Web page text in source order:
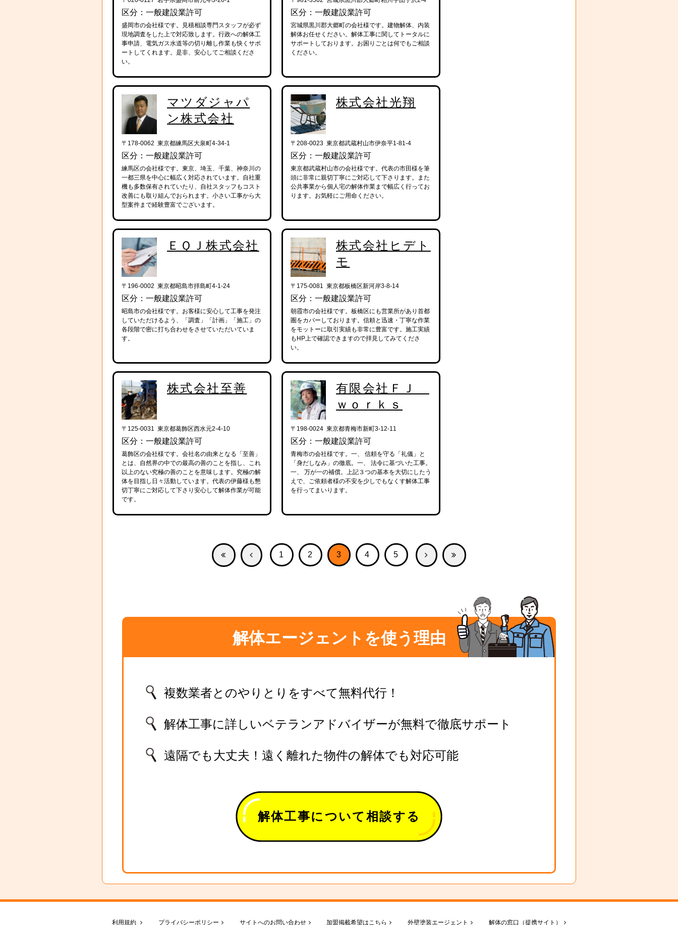
区分：一般建設業許可
盛岡市の会社様です。見積相談専門スタッフが必ず
現地調査をした上で対応致します。行政への解体工
事申請、電気ガス水道等の切り離し作業も快くサポ
ートしてくれます。是非、安心してご相談くださ
い。
区分：一般建設業許可
宮城県黒川郡大郷町の会社様です。建物解体、内装
解体お任せください。解体工事に関してトータルに
サポートしております。お困りごとは何でもご相談
ください。
マツダジャパ
ン株式会社
〒178-0062 東京都練馬区大泉町4-34-1
区分：一般建設業許可
練馬区の会社様です。東京、埼玉、千葉、神奈川の
一都三県を中心に幅広く対応されています。自社重
機も多数保有されていたり、自社スタッフもコスト
改善にも取り組んでおられます。小さい工事から大
型案件まで経験豊富でございます。
株式会社光翔
〒208-0023 東京都武蔵村山市伊奈平1-81-4
区分：一般建設業許可
東京都武蔵村山市の会社様です。代表の市田様を筆
頭に非常に親切丁寧にご対応して下さります。また
公共事業から個人宅の解体作業まで幅広く行ってお
ります。お気軽にご用命ください。
ＥＱＪ株式会社
〒196-0002 東京都昭島市拝島町4-1-24
区分：一般建設業許可
昭島市の会社様です。お客様に安心して工事を発注
していただけるよう、「調査」「計画」「施工」の
各段階で密に打ち合わせをさせていただいていま
す。
株式会社ヒデト
モ
〒175-0081 東京都板橋区新河岸3-8-14
区分：一般建設業許可
朝霞市の会社様です。板橋区にも営業所があり首都
圏をカバーしております。信頼と迅速・丁寧な作業
をモットーに取引実績も非常に豊富です。施工実績
もHP上で確認できますので拝見してみてくださ
い。
株式会社至善
〒125-0031 東京都葛飾区西水元2-4-10
区分：一般建設業許可
葛飾区の会社様です。会社名の由来となる「至善」
とは、自然界の中での最高の善のことを指し、これ
以上のない究極の善のことを意味します。究極の解
体を目指し日々活動しています。代表の伊藤様も懇
切丁寧にご対応して下さり安心して解体作業が可能
です。
有限会社ＦＪ
ｗｏｒｋｓ
〒198-0024 東京都青梅市新町3-12-11
区分：一般建設業許可
青梅市の会社様です。一、 信頼を守る「礼儀」と
「身だしなみ」の徹底。一、 法令に基づいた工事。
一、 万が一の補償。上記３つの基本を大切にしたう
えで、ご依頼者様の不安を少しでもなくす解体工事
を行ってまいります。
1 2 3 4 5
解体エージェントを使う理由
複数業者とのやりとりをすべて無料代行！
解体工事に詳しいベテランアドバイザーが無料で徹底サポート
遠隔でも大丈夫！遠く離れた物件の解体でも対応可能
解体工事について相談する
利用規約 プライバシーポリシー サイトへのお問い合わせ 加盟掲載希望はこちら 外壁塗装エージェント 解体の窓口（提携サイト）